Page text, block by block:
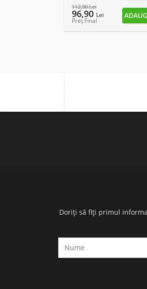
112,90Lei
96,90 Lei
Preț Final
Doriți să fiți primul